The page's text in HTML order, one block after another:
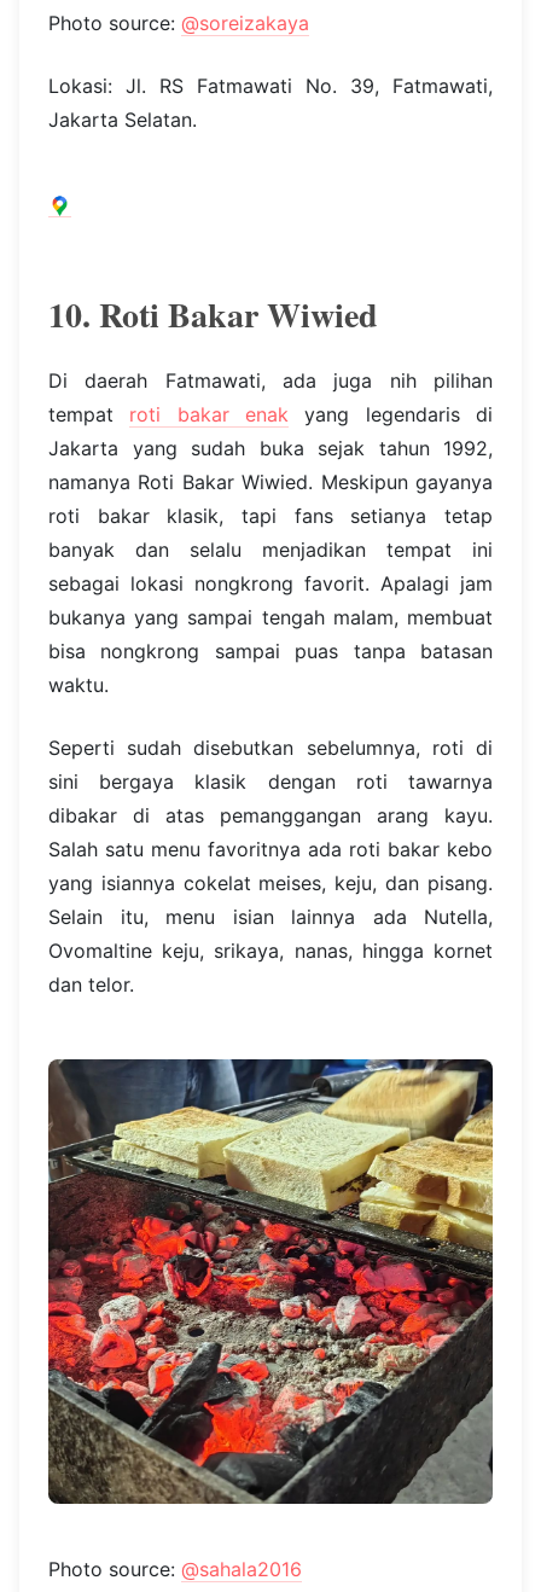
Photo source: @soreizakaya
Lokasi: Jl. RS Fatmawati No. 39, Fatmawati,
Jakarta Selatan.
10. Roti Bakar Wiwied
Di daerah Fatmawati, ada juga nih pilihan
tempat roti bakar enak yang legendaris di
Jakarta yang sudah buka sejak tahun 1992,
namanya Roti Bakar Wiwied. Meskipun gayanya
roti bakar klasik, tapi fans setianya tetap
banyak dan selalu menjadikan tempat ini
sebagai lokasi nongkrong favorit. Apalagi jam
bukanya yang sampai tengah malam, membuat
bisa nongkrong sampai puas tanpa batasan
waktu.
Seperti sudah disebutkan sebelumnya, roti di
sini bergaya klasik dengan roti tawarnya
dibakar di atas pemanggangan arang kayu.
Salah satu menu favoritnya ada roti bakar kebo
yang isiannya cokelat meises, keju, dan pisang.
Selain itu, menu isian lainnya ada Nutella,
Ovomaltine keju, srikaya, nanas, hingga kornet
dan telor.
Photo source: @sahala2016